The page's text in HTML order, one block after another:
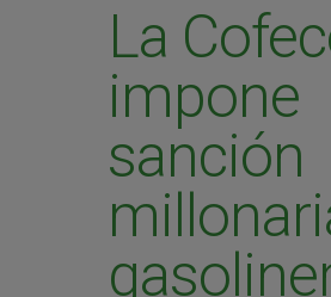
La
impone
sanción